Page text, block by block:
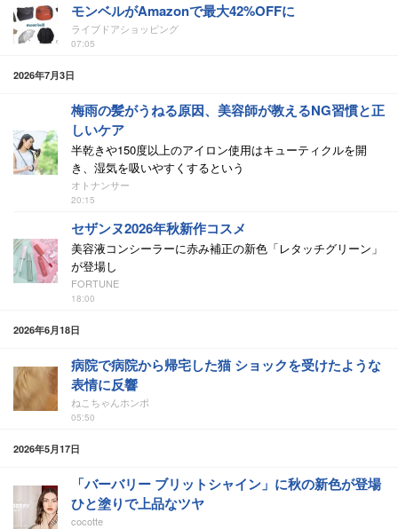
モンベルがAmazonで最大42%OFFに
ライブドアショッピング
07:05
2026年7月3日
梅雨の髪がうねる原因、美容師が教えるNG習慣と正
しいケア
半乾きや150度以上のアイロン使用はキューティクルを開
き、湿気を吸いやすくするという
オトナンサー
20:15
セザンヌ2026年秋新作コスメ
美容液コンシーラーに赤み補正の新色「レタッチグリーン」
が登場し
FORTUNE
18:00
2026年6月18日
病院で病院から帰宅した猫 ショックを受けたような
表情に反響
ねこちゃんホンポ
05:50
2026年5月17日
「バーバリー ブリットシャイン」に秋の新色が登場
ひと塗りで上品なツヤ
cocotte